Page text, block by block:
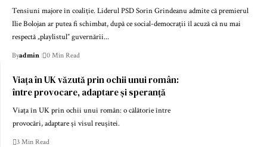
Tensiuni majore în coaliție. Liderul PSD Sorin Grindeanu admite că premierul
Ilie Bolojan ar putea fi schimbat, după ce social-democrații îl acuză că nu mai
respectă „playlistul” guvernării...
Byadmin 0 Min Read
Viața în UK văzută prin ochii unui român:
între provocare, adaptare și speranță
Viața în UK prin ochii unui român: o călătorie între
provocări, adaptare și visul reușitei.
3 Min Read